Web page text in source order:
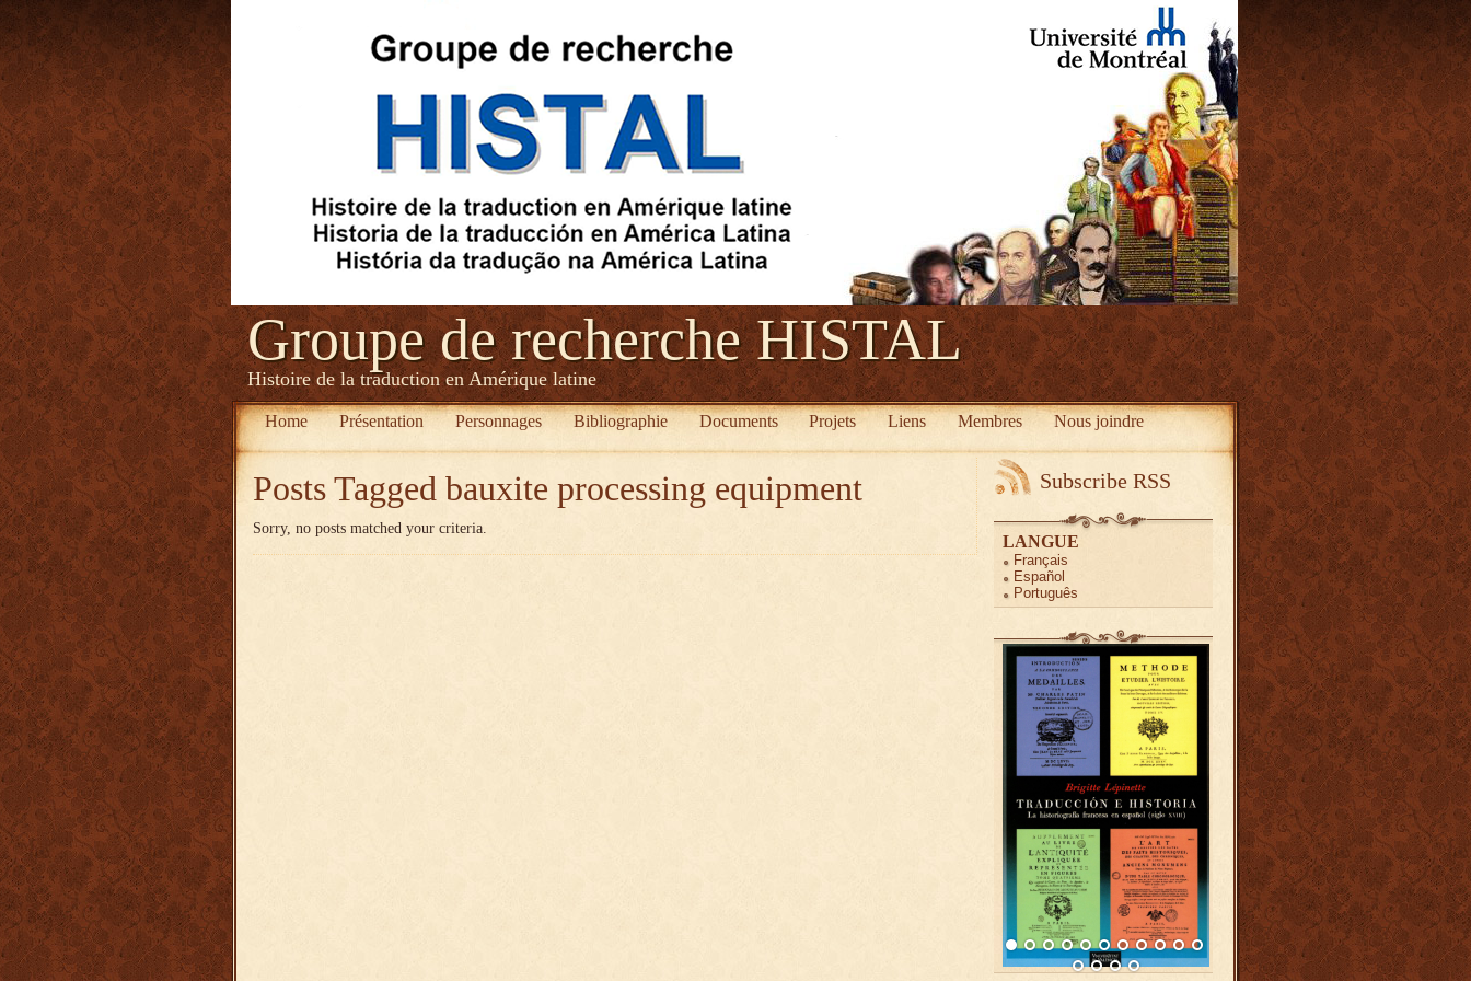
Groupe de recherche HISTAL
Histoire de la traduction en Amérique latine
Home Présentation Personnages Bibliographie Documents Projets Liens Membres Nous joindre
Posts Tagged bauxite processing equipment
Sorry, no posts matched your criteria.
Subscribe RSS
LANGUE
Français
Español
Português